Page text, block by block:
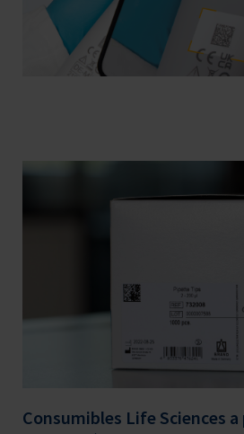
Consumibles Life Sciences